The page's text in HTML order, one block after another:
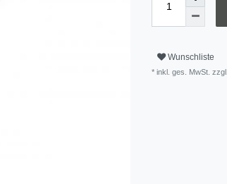
Wunschliste
* inkl. ges. MwSt. zzgl.